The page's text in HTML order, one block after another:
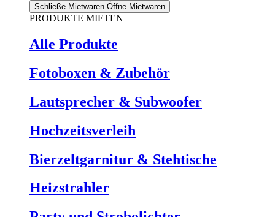
Schließe Mietwaren Öffne Mietwaren
PRODUKTE MIETEN
Alle Produkte
Fotoboxen & Zubehör
Lautsprecher & Subwoofer
Hochzeitsverleih
Bierzeltgarnitur & Stehtische
Heizstrahler